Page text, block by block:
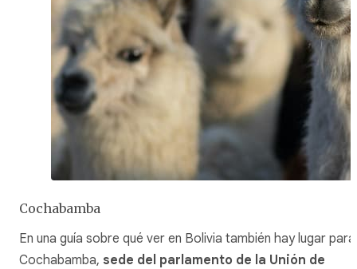
Cochabamba
En una guía sobre qué ver en Bolivia también hay lugar para
Cochabamba, sede del parlamento de la Unión de